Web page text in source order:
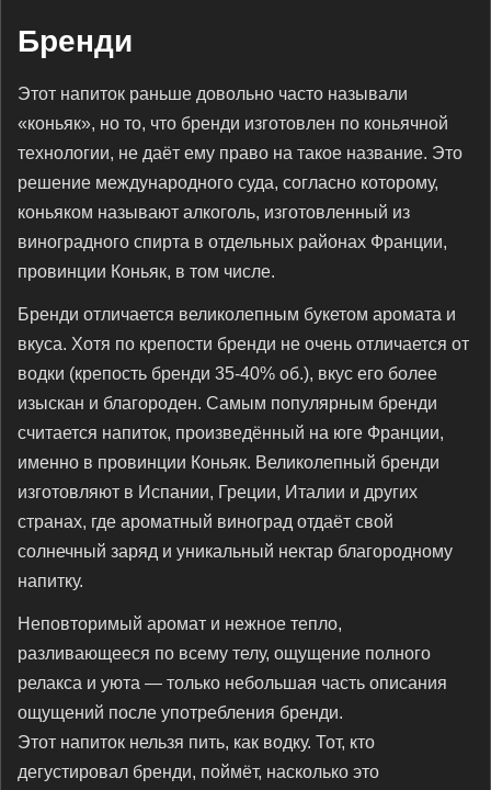
Бренди
Этот напиток раньше довольно часто называли
«коньяк», но то, что бренди изготовлен по коньячной
технологии, не даёт ему право на такое название. Это
решение международного суда, согласно которому,
коньяком называют алкоголь, изготовленный из
виноградного спирта в отдельных районах Франции,
провинции Коньяк, в том числе.
Бренди отличается великолепным букетом аромата и
вкуса. Хотя по крепости бренди не очень отличается от
водки (крепость бренди 35-40% об.), вкус его более
изыскан и благороден. Самым популярным бренди
считается напиток, произведённый на юге Франции,
именно в провинции Коньяк. Великолепный бренди
изготовляют в Испании, Греции, Италии и других
странах, где ароматный виноград отдаёт свой
солнечный заряд и уникальный нектар благородному
напитку.
Неповторимый аромат и нежное тепло,
разливающееся по всему телу, ощущение полного
релакса и уюта — только небольшая часть описания
ощущений после употребления бренди.
Этот напиток нельзя пить, как водку. Тот, кто
дегустировал бренди, поймёт, насколько это